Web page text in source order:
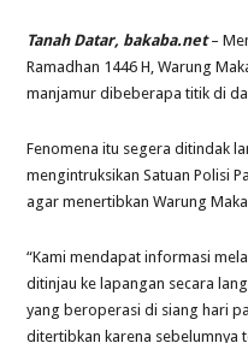
Tanah Datar, bakaba.net –
Ramadhan 1446 H, Warung
manjamur dibeberapa titik di
Fenomena itu segera ditindak
mengintruksikan Satuan Polisi
agar menertibkan Warung
“Kami mendapat informasi
ditinjau ke lapangan secara
yang beroperasi di siang hari
ditertibkan karena sebelumnya